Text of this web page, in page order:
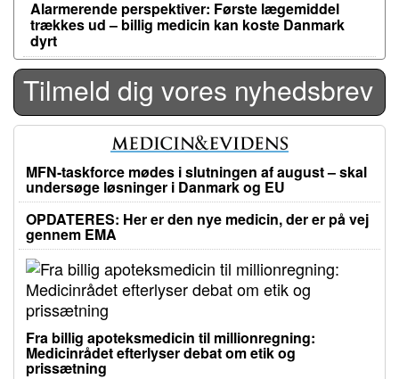
Alarmerende perspektiver: Første lægemiddel
trækkes ud – billig medicin kan koste Danmark
dyrt
Tilmeld dig vores nyhedsbrev
MFN-taskforce mødes i slutningen af august – skal
undersøge løsninger i Danmark og EU
OPDATERES: Her er den nye medicin, der er på vej
gennem EMA
Fra billig apoteksmedicin til millionregning:
Medicinrådet efterlyser debat om etik og
prissætning